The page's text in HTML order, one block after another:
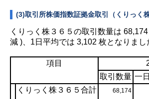
(3)取引所株価指数証拠金取引（くりっく株
くりっく株３６５の取引数量は
減 )、1日平均では 3,102 枚となりまし
項目
取引数量 一
くりっく株３６５合計
68,174